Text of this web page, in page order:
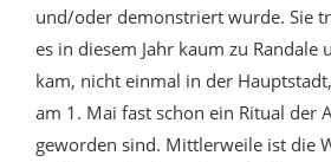
und/oder demonstriert wurde. Sie
es in diesem Jahr kaum zu Randale
kam, nicht einmal in der
am 1. Mai fast schon ein Ritual der
geworden sind. Mittlerweile ist die